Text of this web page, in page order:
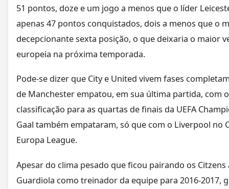
51 pontos, doze e um jogo a menos que o líder
apenas 47 pontos conquistados, dois a menos que o
decepcionante sexta posição, o que deixaria o maior
europeia na próxima temporada.
Pode-se dizer que City e United vivem fases
de Manchester empatou, em sua última partida, com
classificação para as quartas de finais da UEFA
Gaal também empataram, só que com o Liverpool
Europa League.
Apesar do clima pesado que ficou pairando os
Guardiola como treinador da equipe para 2016-2017,